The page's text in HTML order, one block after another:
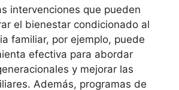
intervenciones que pueden
el bienestar condicionado al
familiar, por ejemplo, puede
efectiva para abordar
y mejorar las
Además, programas de